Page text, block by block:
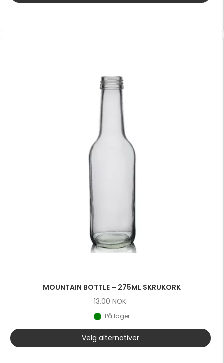
MOUNTAIN BOTTLE – 275ML SKRUKORK
13,00 NOK
På lager
Velg alternativer